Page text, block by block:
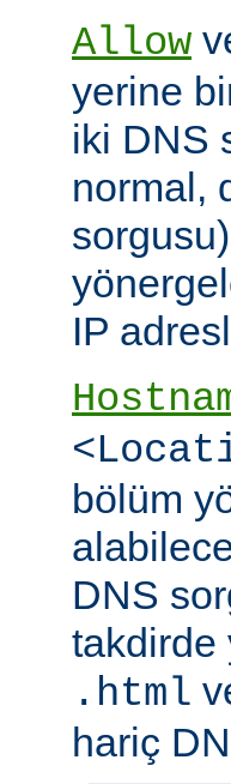
Allow
yerine
iki DNS
normal,
IP
bölüm
DNS
takdirde
.html
hariç